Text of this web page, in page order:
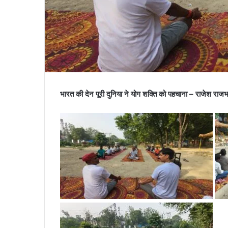
भारत की देन पूरी दुनिया ने योग शक्ति को पहचाना – राजेश